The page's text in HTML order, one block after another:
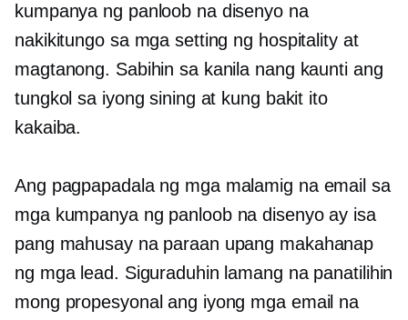
kumpanya ng panloob na disenyo na
nakikitungo sa mga setting ng hospitality at
magtanong. Sabihin sa kanila nang kaunti ang
tungkol sa iyong sining at kung bakit ito
kakaiba.
Ang pagpapadala ng mga malamig na email sa
mga kumpanya ng panloob na disenyo ay isa
pang mahusay na paraan upang makahanap
ng mga lead. Siguraduhin lamang na panatilihin
mong propesyonal ang iyong mga email na